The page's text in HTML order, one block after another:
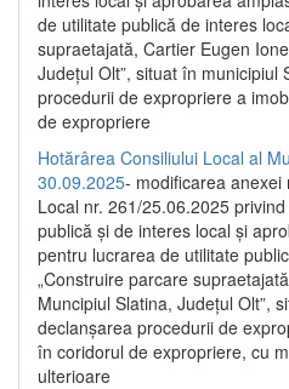
de utilitate publică de interes
supraetajată, Cartier Eugen
Județul Olt”, situat în municipiul
procedurii de expropriere a
de expropriere
Hotărârea Consiliului Local al
30.09.2025- modificarea anexei
Local nr. 261/25.06.2025
publică şi de interes local şi
pentru lucrarea de utilitate
„Construire parcare
Muncipiul Slatina, Judeţul Olt”,
declanşarea procedurii de
în coridorul de expropriere, cu
ulterioare